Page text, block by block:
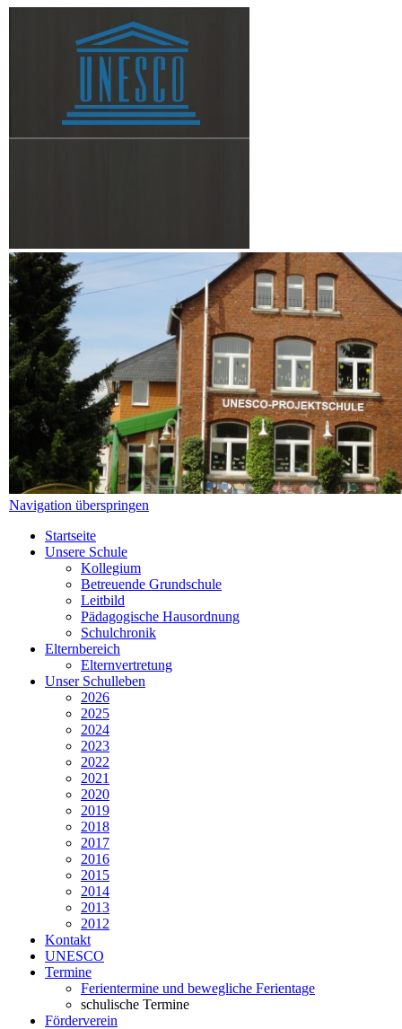
Navigation überspringen
Startseite
Unsere Schule
Kollegium
Betreuende Grundschule
Leitbild
Pädagogische Hausordnung
Schulchronik
Elternbereich
Elternvertretung
Unser Schulleben
2026
2025
2024
2023
2022
2021
2020
2019
2018
2017
2016
2015
2014
2013
2012
Kontakt
UNESCO
Termine
Ferientermine und bewegliche Ferientage
schulische Termine
Förderverein